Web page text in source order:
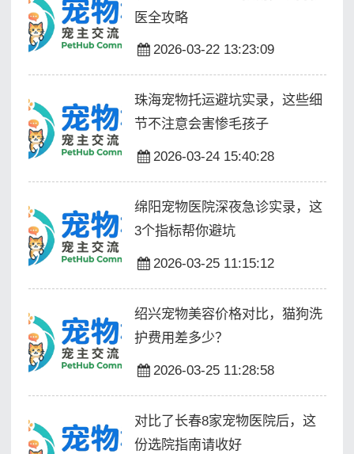
医全攻略
2026-03-22 13:23:09
珠海宠物托运避坑实录，这些细
节不注意会害惨毛孩子
2026-03-24 15:40:28
绵阳宠物医院深夜急诊实录，这
3个指标帮你避坑
2026-03-25 11:15:12
绍兴宠物美容价格对比，猫狗洗
护费用差多少？
2026-03-25 11:28:58
对比了长春8家宠物医院后，这
份选院指南请收好